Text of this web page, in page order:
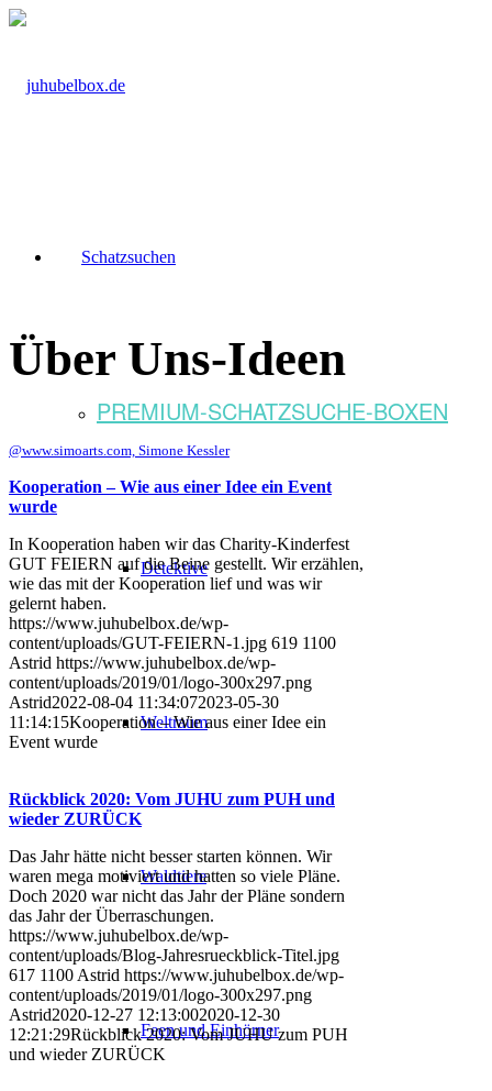
Schatzsuchen
PREMIUM-SCHATZSUCHE-BOXEN
Detektive
Weltraum
Waldtiere
Feen und Einhörner
Über Uns-Ideen
@www.simoarts.com, Simone Kessler
Kooperation – Wie aus einer Idee ein Event
wurde
In Kooperation haben wir das Charity-Kinderfest
GUT FEIERN auf die Beine gestellt. Wir erzählen,
wie das mit der Kooperation lief und was wir
gelernt haben.
https://www.juhubelbox.de/wp-
content/uploads/GUT-FEIERN-1.jpg 619 1100
Astrid https://www.juhubelbox.de/wp-
content/uploads/2019/01/logo-300x297.png
Astrid2022-08-04 11:34:072023-05-30
11:14:15Kooperation – Wie aus einer Idee ein
Event wurde
Rückblick 2020: Vom JUHU zum PUH und
wieder ZURÜCK
Das Jahr hätte nicht besser starten können. Wir
waren mega motiviert und hatten so viele Pläne.
Doch 2020 war nicht das Jahr der Pläne sondern
das Jahr der Überraschungen.
https://www.juhubelbox.de/wp-
content/uploads/Blog-Jahresrueckblick-Titel.jpg
617 1100 Astrid https://www.juhubelbox.de/wp-
content/uploads/2019/01/logo-300x297.png
Astrid2020-12-27 12:13:002020-12-30
12:21:29Rückblick 2020: Vom JUHU zum PUH
und wieder ZURÜCK